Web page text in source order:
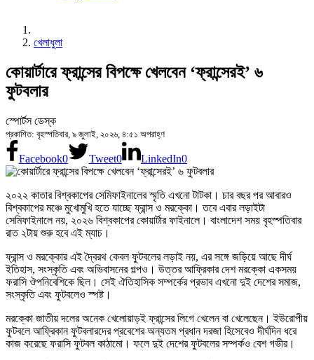
খেলাধুলা
কোয়ার্টারে ফ্রান্সের বিপক্ষে খেলবেন ‘ফ্রান্সেরই’ ৬
ফুটবলার
স্পোর্টস ডেস্ক
প্রকাশিত: বৃহস্পতিবার, ৯ জুলাই, ২০২৬, ৪:৫১ অপরাহ্ণ
Facebook0 Tweet0 LinkedIn0
২০২২ কাতার বিশ্বকাপের সেমিফাইনালের স্মৃতি এখনো টাটকা। চার বছর পর আবারও
বিশ্বকাপের মঞ্চে মুখোমুখি হতে যাচ্ছে ফ্রান্স ও মরক্কো। তবে এবার লড়াইটা
সেমিফাইনালে নয়, ২০২৬ বিশ্বকাপের কোয়ার্টার ফাইনালে। বাংলাদেশ সময় বৃহস্পতিবার
রাত ২টায় শুরু হবে এই ম্যাচ।
ফ্রান্স ও মরক্কোর এই দ্বৈরথ কেবল ফুটবলের লড়াই নয়, এর সঙ্গে জড়িয়ে আছে দীর্ঘ
ইতিহাস, সংস্কৃতি এবং অভিবাসনের গল্পও। উত্তর আফ্রিকার দেশ মরক্কো একসময়
ফরাসি ঔপনিবেশিকে ছিল। সেই ঐতিহাসিক সম্পর্কের প্রভাব এখনো দুই দেশের সমাজ,
সংস্কৃতি এবং ফুটবলেও স্পষ্ট।
মরক্কো জাতীয় দলের অনেক খেলোয়াড়ই ফ্রান্সের লিগে খেলেন বা খেলেছেন। ইউরোপীয়
ফুটবলে আফ্রিকান ফুটবলারদের প্রবেশের অন্যতম প্রধান দরজা হিসেবেও দীর্ঘদিন ধরে
কাজ করেছে ফরাসি ফুটবল কাঠামো। ফলে দুই দেশের ফুটবলের সম্পর্কও বেশ গভীর।